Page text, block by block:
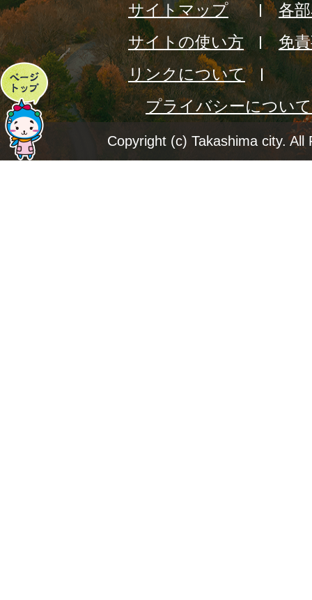
ペ
ー
ジ
サイトマップ
各
サイトの使い方
免
リンクについて
プライバシーについて
Copyright (c) Takashima city. All